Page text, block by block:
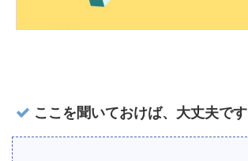
ここを聞いておけば、大丈夫です